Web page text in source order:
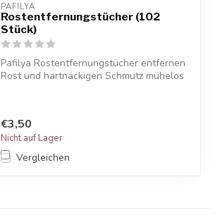
PAFILYA
Rostentfernungstücher (102
Stück)
Pafilya Rostentfernungstücher entfernen
Rost und hartnäckigen Schmutz mühelos
€3,50
Nicht auf Lager
Vergleichen